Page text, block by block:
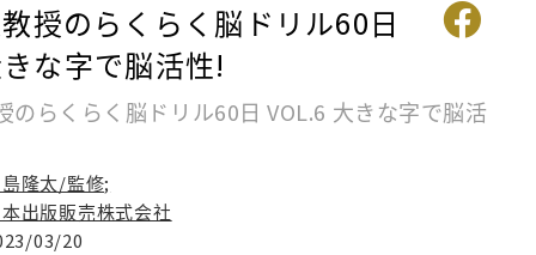
授のらくらく脳ドリル60日
な字で脳活性!
のらくらく脳ドリル60日 VOL.6 大きな字で脳活
隆太/監修;
出版販売株式会社
03/20